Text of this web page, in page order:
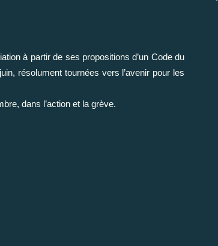
à partir de ses propositions d’un Code du
résolument tournées vers l’avenir pour les
dans l’action et la grève.